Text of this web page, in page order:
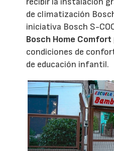
de climatización
iniciativa Bosch S-
Bosch Home Comfort
condiciones de
de educación infantil.